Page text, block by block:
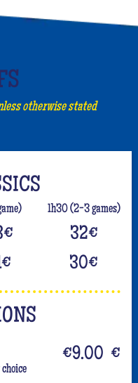
otherwise stated
1h30 (2-3 games)
€ 32€
€ 30€
€9.00 €